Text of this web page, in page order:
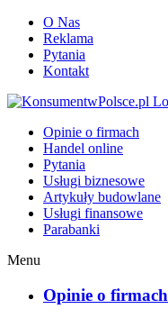
O Nas
Reklama
Pytania
Kontakt
Opinie o firmach
Handel online
Pytania
Usługi biznesowe
Artykuły budowlane
Usługi finansowe
Parabanki
Menu
Opinie o firmach